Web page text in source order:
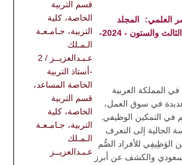
قسم التربية
الخاصة، كلية
التربية، جـامـعـة
الـمـلك
عـبـدالعزيــز / 2
-أستاذ التربية
الخاصة المساعد،
قسم التربية
الخاصة، كلية
التربية، جـامـعـة
الـمـلك
عـبـدالعزيــز
العلمي:
المجلد
السادس - الإصدار الثالث والستون - 2024-
في المملكة العربية
في سوق العمل،
التمكين الوظيفي.
الحالية إلى التعرف
الوَظِيفِي للأفراد الصُّم
والكشف عن أبرز